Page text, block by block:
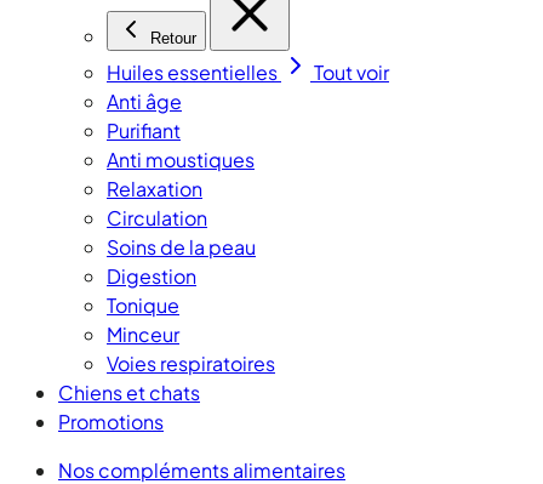
Retour
Huiles essentielles
Tout voir
Anti âge
Purifiant
Anti moustiques
Relaxation
Circulation
Soins de la peau
Digestion
Tonique
Minceur
Voies respiratoires
Chiens et chats
Promotions
Nos compléments alimentaires